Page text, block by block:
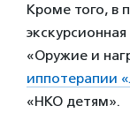
Кроме того, в
«Оружие и
иппотерапии
«НКО детям».